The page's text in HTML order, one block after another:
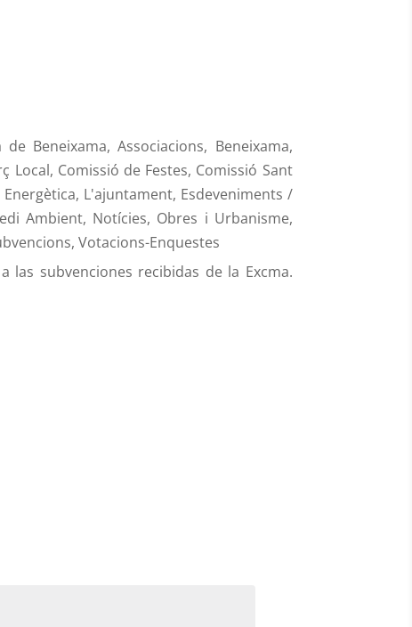
de Beneixama,Associacions, Beneixama,
Local, Comissió de Festes, Comissió Sant
Energètica, L'ajuntament, Esdeveniments /
Ambient, Notícies, Obres i Urbanisme,
,Votacions-Enquestes
las subvenciones recibidas de la Excma.